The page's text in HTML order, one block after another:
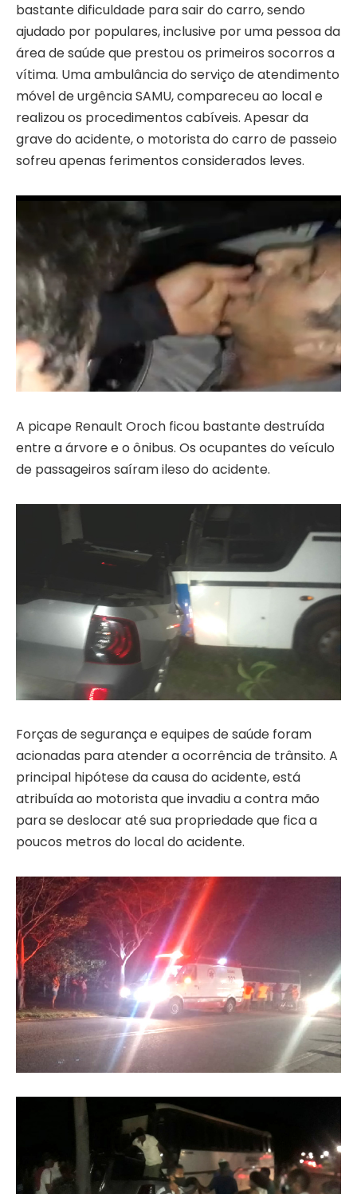
bastante dificuldade para sair do carro, sendo
ajudado por populares, inclusive por uma pessoa da
área de saúde que prestou os primeiros socorros a
vítima. Uma ambulância do serviço de atendimento
móvel de urgência SAMU, compareceu ao local e
realizou os procedimentos cabíveis. Apesar da
grave do acidente, o motorista do carro de passeio
sofreu apenas ferimentos considerados leves.
A picape Renault Oroch ficou bastante destruída
entre a árvore e o ônibus. Os ocupantes do veículo
de passageiros saíram ileso do acidente.
Forças de segurança e equipes de saúde foram
acionadas para atender a ocorrência de trânsito. A
principal hipótese da causa do acidente, está
atribuída ao motorista que invadiu a contra mão
para se deslocar até sua propriedade que fica a
poucos metros do local do acidente.